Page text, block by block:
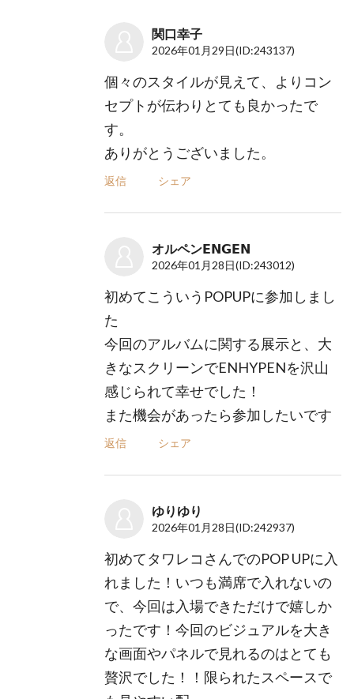
関口幸子
2026年01月29日(ID:243137)
個々のスタイルが見えて、よりコン
セプトが伝わりとても良かったで
す。
ありがとうございました。
返信 シェア
オルペン𝗘𝗡𝗚𝗘𝗡
2026年01月28日(ID:243012)
初めてこういうPOPUPに参加しまし
た
今回のアルバムに関する展示と、大
きなスクリーンでENHYPENを沢山
感じられて幸せでした！
また機会があったら参加したいです
返信 シェア
ゆりゆり
2026年01月28日(ID:242937)
初めてタワレコさんでのPOP UPに入
れました！いつも満席で入れないの
で、今回は入場できただけで嬉しか
ったです！今回のビジュアルを大き
な画面やパネルで見れるのはとても
贅沢でした！！限られたスペースで